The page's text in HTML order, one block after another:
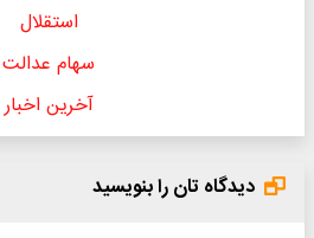
استقلال
سهام عدالت
آخرین اخبار
دیدگاه تان را بنویسید